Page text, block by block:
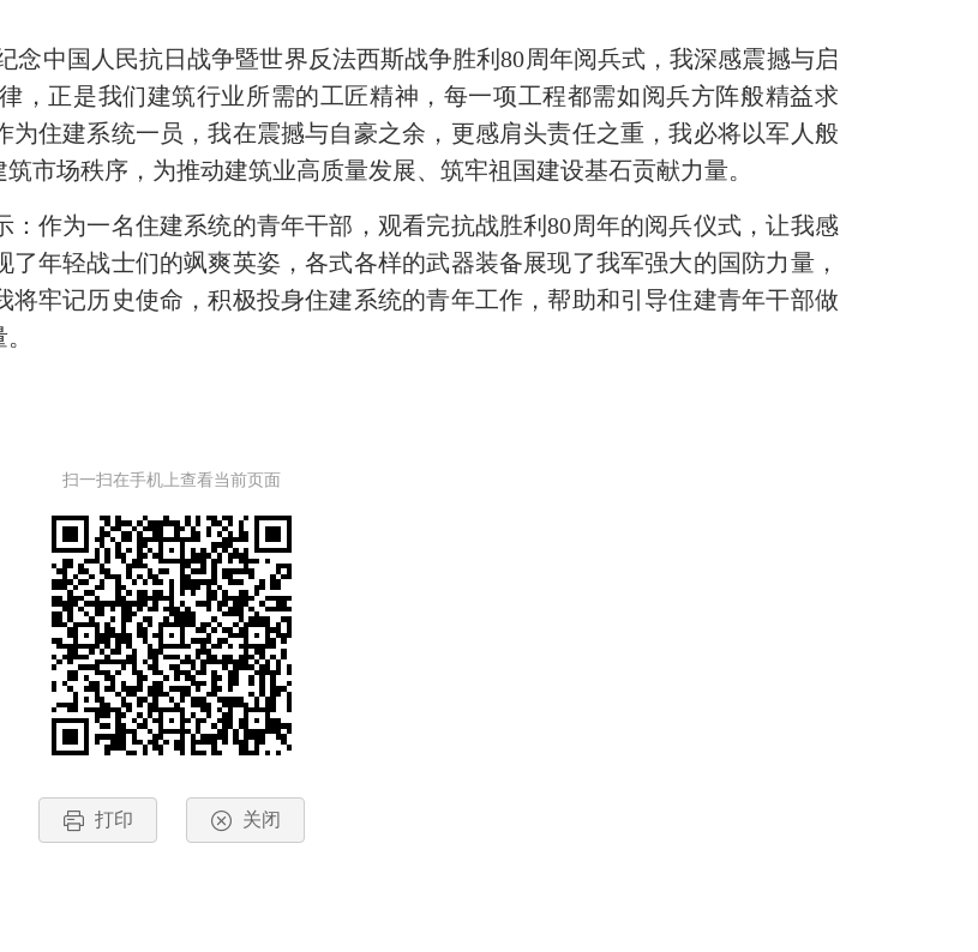
中国人民抗日战争暨世界反法西斯战争胜利80周年阅兵式，我深感震撼与启
，正是我们建筑行业所需的工匠精神，每一项工程都需如阅兵方阵般精益求
住建系统一员，我在震撼与自豪之余，更感肩头责任之重，我必将以军人般
市场秩序，为推动建筑业高质量发展、筑牢祖国建设基石贡献力量。
为一名住建系统的青年干部，观看完抗战胜利80周年的阅兵仪式，让我感
年轻战士们的飒爽英姿，各式各样的武器装备展现了我军强大的国防力量，
牢记历史使命，积极投身住建系统的青年工作，帮助和引导住建青年干部做
扫一扫在手机上查看当前页面
打印 关闭